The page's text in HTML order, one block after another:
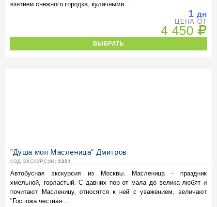
взятием снежного городка, кулачными ...
1 дн
ЦЕНА ОТ
4 450
ВЫБРАТЬ
"Душа моя Масленица" Дмитров
КОД ЭКСКУРСИИ: 5251
Автобусная экскурсия из Москвы. Масленица - праздник
хмельной, горластый. С давних пор от мала до велика любят и
почитают Масленицу, относятся к ней с уважением, величают
"Госпожа честная ...